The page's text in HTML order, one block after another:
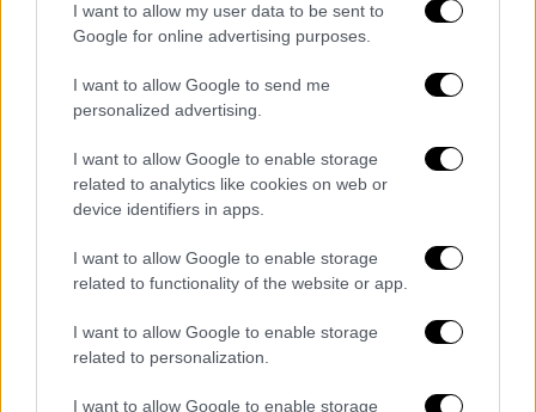
I want to allow my user data to be sent to
Google for online advertising purposes.
I want to allow Google to send me
personalized advertising.
I want to allow Google to enable storage
related to analytics like cookies on web or
device identifiers in apps.
I want to allow Google to enable storage
related to functionality of the website or app.
I want to allow Google to enable storage
related to personalization.
I want to allow Google to enable storage
οι σχέσεις καλής γειτονίας θα έπρεπε να
θεωρούνται ριζωμένες.
Λέω ανοιχτά και με κάθε προσοχή ότι δεν
Ελλάδα βρεθεί ξανά δίπλα με τις δυτικές
χώρες, όπως έγινε τη δεκαετία του 1920.
Συμβουλεύω την κυβέρνηση της Αθήνας να
είναι προσεκτική. Πιστεύω ότι όλοι θα
κερδίσουν με την ειρήνη . Αν όμως χρειαστεί
να πολεμήσουμε για την ειρήνη, λέω ότι θα
αποτελεί για εμάς γαμήλιο γλέντι. Ζητώ από